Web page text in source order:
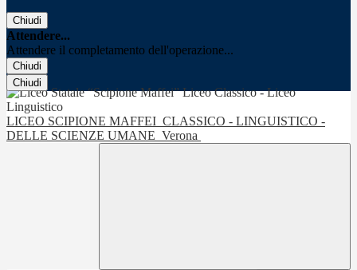
Chiudi
Attendere...
Attendere il completamento dell'operazione...
Chiudi
Chiudi
LICEO SCIPIONE MAFFEI CLASSICO - LINGUISTICO -
DELLE SCIENZE UMANE Verona